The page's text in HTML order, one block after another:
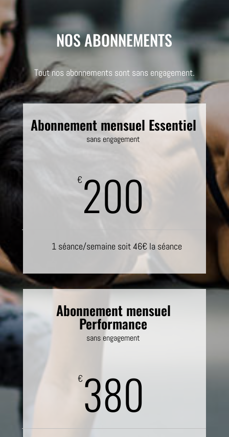
NOS ABONNEMENTS
Tout nos abonnements sont sans engagement.
Abonnement mensuel Essentiel
sans engagement
€200
1 séance/semaine soit 46€ la séance
Abonnement mensuel
Performance
sans engagement
€ 380